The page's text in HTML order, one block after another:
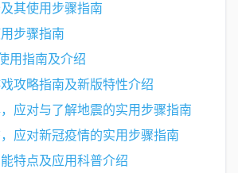
其使用步骤指南
步骤指南
用指南及介绍
攻略指南及新版特性介绍
应对与了解地震的实用步骤指南
应对新冠疫情的实用步骤指南
特点及应用科普介绍